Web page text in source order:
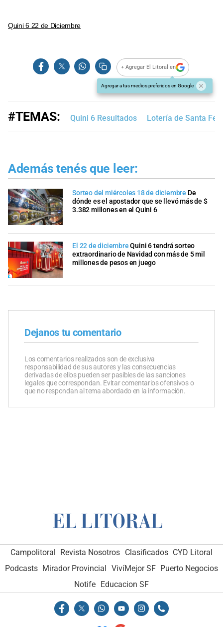
Quini 6 22 de Diciembre
+ Agregar El Litoral en
Agregar a tus medios preferidos en Google
#TEMAS: Quini 6 Resultados Lotería de Santa Fe
Además tenés que leer:
Sorteo del miércoles 18 de diciembre De
dónde es el apostador que se llevó más de $
3.382 millones en el Quini 6
El 22 de diciembre Quini 6 tendrá sorteo
extraordinario de Navidad con más de 5 mil
millones de pesos en juego
Dejanos tu comentario
Los comentarios realizados son de exclusiva
responsabilidad de sus autores y las consecuencias
derivadas de ellos pueden ser pasibles de las sanciones
legales que correspondan. Evitar comentarios ofensivos o
que no respondan al tema abordado en la información.
Campolitoral Revista Nosotros Clasificados CYD Litoral
Podcasts Mirador Provincial VivíMejor SF Puerto Negocios
Notife Educacion SF